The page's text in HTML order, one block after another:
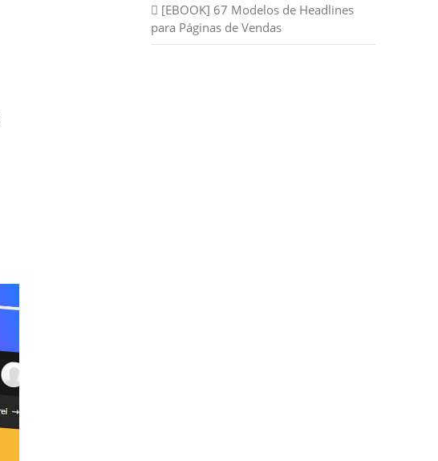
[EBOOK] 67 Modelos de Headlines
para Páginas de Vendas